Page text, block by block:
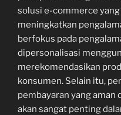
solusi e-commerce
meningkatkan
berfokus pada
dipersonalisasi
merekomendasikan
konsumen. Selain itu,
pembayaran yang aman
akan sangat penting